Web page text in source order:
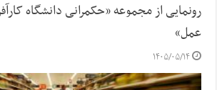
رونمایی از مجموعه «حکمرانی دانشگاه
عمل»
۱۴۰۵/۰۵/۱۴